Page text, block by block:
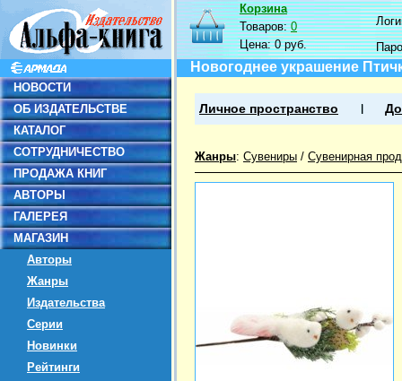
НОВОСТИ
ОБ ИЗДАТЕЛЬСТВЕ
КАТАЛОГ
СОТРУДНИЧЕСТВО
ПРОДАЖА КНИГ
АВТОРЫ
ГАЛЕРЕЯ
МАГАЗИН
Авторы
Жанры
Издательства
Серии
Новинки
Рейтинги
Корзина
Товаров:0
Цена:0 руб.
Новогоднее украшение
Личное пространство
Жанры: Сувениры / Сувенирная